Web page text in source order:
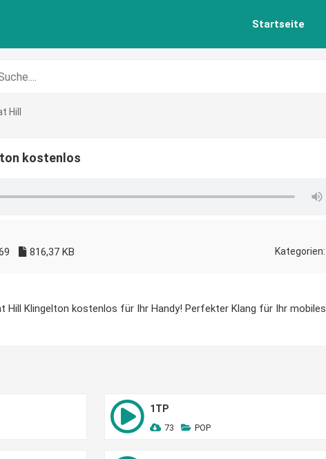
Startseite
Hill
kostenlos
816,37 KB Kategorien:
Hill Klingelton kostenlos für Ihr Handy! Perfekter Klang für Ihr mobiles
1TP
73 POP